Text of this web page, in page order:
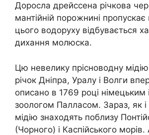
Доросла дрейссена річкова
мантійній порожнині пропускає
цього водоруху відбувається
дихання молюска.
Цю невелику прісноводну
річок Дніпра, Уралу і Волги
описано в 1769 році німецьким
зоологом Палласом. Зараз, як
мідію знаходять поблизу
(Чорного) і Каспійського морів.